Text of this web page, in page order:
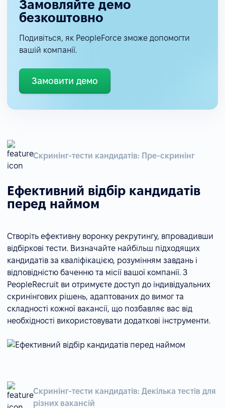
Замовляйте демо
безкоштовно
Подивіться, як PeopleForce зможе допомогти
вашій компанії.
Замовити демо
Скринінг-тести кандидатів: Пре-скринінг
Ефективний відбір кандидатів
перед наймом
Створіть ефективну воронку рекрутингу, впровадивши
відбіркові тести. Визначайте найбільш підходящих
кандидатів за кваліфікацією, розумінням завдань і
відповідністю баченню та місії вашої компанії. З
PeopleRecruit ви отримуєте доступ до індивідуальних
скринінгових рішень, адаптованих до вимог та
складності кожної вакансії, що позбавляє вас від
необхідності використовувати додаткові інструменти.
Скринінг-тести кандидатів: Декілька тестів для
різних вакансій